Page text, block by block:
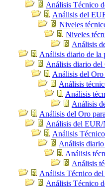
Análisis Técnico
Análisis del
Niveles
Niveles
Análisis
Análisis diario de la
Análisis diario del
Análisis del
Análisis
Análisis
Análisis
Análisis del Oro
Análisis del
Análisis
Análisis
Análisis
Análisis
Análisis Técnico
Análisis Técnico